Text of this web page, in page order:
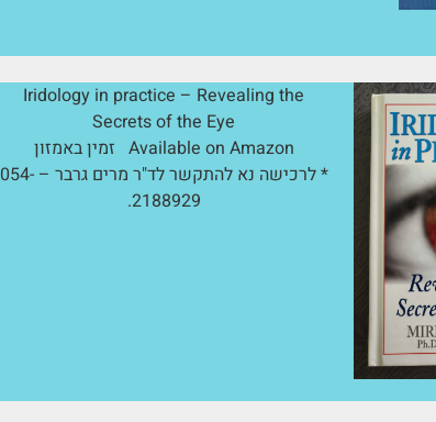
Iridology in practice – Revealing the
Secrets of the Eye
Available on Amazon זמין באמזון
* לרכישה נא להתקשר לד"ר מרים גרבר – 054-
2188929.